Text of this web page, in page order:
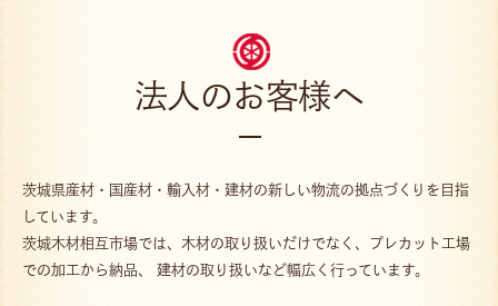
法人のお客様へ
茨城県産材・国産材・輸入材・建材の新しい物流の拠点づくりを目指
しています。
茨城木材相互市場では、木材の取り扱いだけでなく、プレカット工場
での加工から納品、
建材の取り扱いなど幅広く行っています。